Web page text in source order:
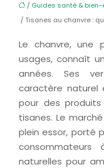
/ Guides santé & bien-
/ Tisanes au chanvre :
Le chanvre, une
usages, connaît
années. Ses
caractère naturel
pour des
tisanes. Le
plein essor, porté
naturelles pour